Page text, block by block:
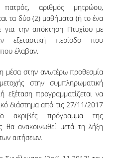
UNIT
αριθμός μητρώου,
τα δύο (2) μαθήματα (ή το ένα
την απόκτηση Πτυχίου με
εξεταστική περίοδο που
έλαβαν.
μέσα στην ανωτέρω προθεσμία
στην συμπληρωματική
εξέταση προγραμματίζεται να
διάστημα από τις 27/11/2017
ακριβές πρόγραμμα της
θα ανακοινωθεί μετά τη λήξη
αιτήσεων.